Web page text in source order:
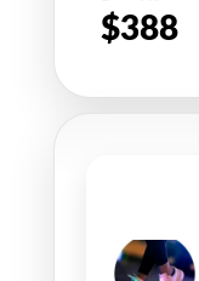
Para Uñas
$388